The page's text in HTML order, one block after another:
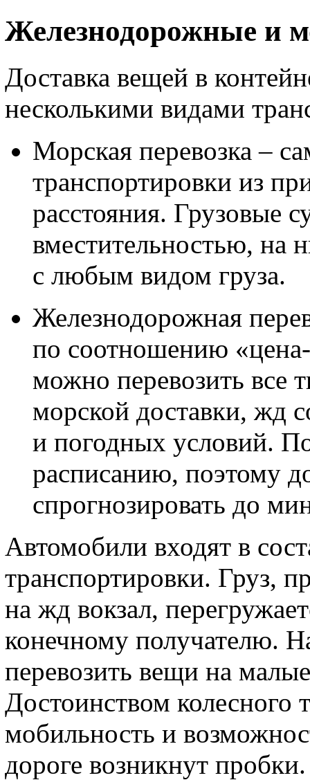
Железнодорожные и
Доставка вещей в
несколькими видами
Морская перевозка –
транспортировки из
расстояния. Грузовые
вместительностью, на
с любым видом груза.
Железнодорожная
по соотношению
можно перевозить все
морской доставки, жд
и погодных условий.
расписанию, поэтому
спрогнозировать до
Автомобили входят в
транспортировки. Груз,
на жд вокзал,
конечному получателю.
перевозить вещи на
Достоинством колесного
мобильность и
дороге возникнут пробки.